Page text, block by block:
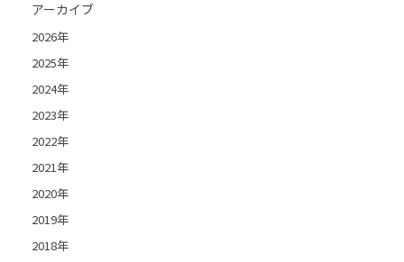
アーカイブ
2026年
2025年
2024年
2023年
2022年
2021年
2020年
2019年
2018年